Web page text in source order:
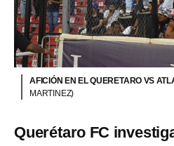
AFICIÓN EN EL QUERETARO VS
MARTINEZ)
Querétaro FC